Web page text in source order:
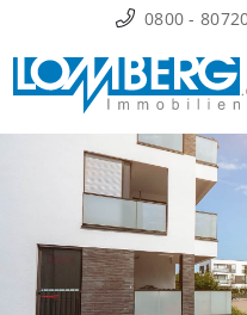
Inhalt
springen
0800 -